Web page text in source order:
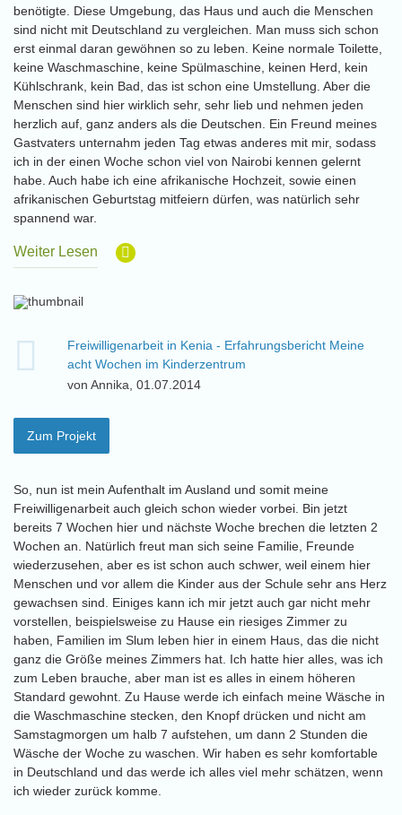
benötigte. Diese Umgebung, das Haus und auch die Menschen
sind nicht mit Deutschland zu vergleichen. Man muss sich schon
erst einmal daran gewöhnen so zu leben. Keine normale Toilette,
keine Waschmaschine, keine Spülmaschine, keinen Herd, kein
Kühlschrank, kein Bad, das ist schon eine Umstellung. Aber die
Menschen sind hier wirklich sehr, sehr lieb und nehmen jeden
herzlich auf, ganz anders als die Deutschen. Ein Freund meines
Gastvaters unternahm jeden Tag etwas anderes mit mir, sodass
ich in der einen Woche schon viel von Nairobi kennen gelernt
habe. Auch habe ich eine afrikanische Hochzeit, sowie einen
afrikanischen Geburtstag mitfeiern dürfen, was natürlich sehr
spannend war.
Weiter Lesen
Freiwilligenarbeit in Kenia - Erfahrungsbericht Meine
acht Wochen im Kinderzentrum
von Annika, 01.07.2014
Zum Projekt
So, nun ist mein Aufenthalt im Ausland und somit meine
Freiwilligenarbeit auch gleich schon wieder vorbei. Bin jetzt
bereits 7 Wochen hier und nächste Woche brechen die letzten 2
Wochen an. Natürlich freut man sich seine Familie, Freunde
wiederzusehen, aber es ist schon auch schwer, weil einem hier
Menschen und vor allem die Kinder aus der Schule sehr ans Herz
gewachsen sind. Einiges kann ich mir jetzt auch gar nicht mehr
vorstellen, beispielsweise zu Hause ein riesiges Zimmer zu
haben, Familien im Slum leben hier in einem Haus, das die nicht
ganz die Größe meines Zimmers hat. Ich hatte hier alles, was ich
zum Leben brauche, aber man ist es alles in einem höheren
Standard gewohnt. Zu Hause werde ich einfach meine Wäsche in
die Waschmaschine stecken, den Knopf drücken und nicht am
Samstagmorgen um halb 7 aufstehen, um dann 2 Stunden die
Wäsche der Woche zu waschen. Wir haben es sehr komfortable
in Deutschland und das werde ich alles viel mehr schätzen, wenn
ich wieder zurück komme.